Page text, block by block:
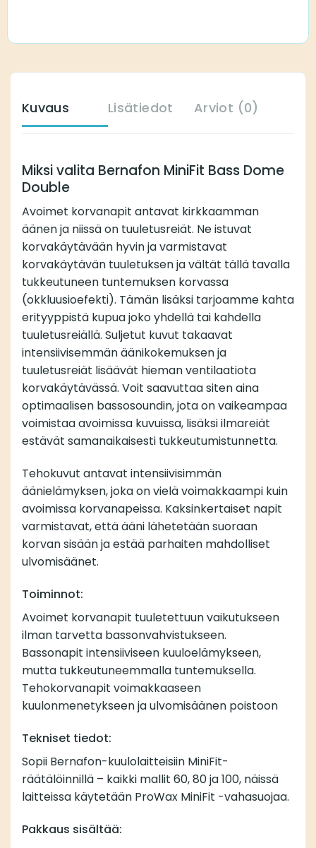
Kuvaus Lisätiedot Arviot (0)
Miksi valita Bernafon MiniFit Bass Dome
Double
Avoimet korvanapit antavat kirkkaamman
äänen ja niissä on tuuletusreiät. Ne istuvat
korvakäytävään hyvin ja varmistavat
korvakäytävän tuuletuksen ja vältät tällä tavalla
tukkeutuneen tuntemuksen korvassa
(okkluusioefekti). Tämän lisäksi tarjoamme kahta
erityyppistä kupua joko yhdellä tai kahdella
tuuletusreiällä. Suljetut kuvut takaavat
intensiivisemmän äänikokemuksen ja
tuuletusreiät lisäävät hieman ventilaatiota
korvakäytävässä. Voit saavuttaa siten aina
optimaalisen bassosoundin, jota on vaikeampaa
voimistaa avoimissa kuvuissa, lisäksi ilmareiät
estävät samanaikaisesti tukkeutumistunnetta.
Tehokuvut antavat intensiivisimmän
äänielämyksen, joka on vielä voimakkaampi kuin
avoimissa korvanapeissa. Kaksinkertaiset napit
varmistavat, että ääni lähetetään suoraan
korvan sisään ja estää parhaiten mahdolliset
ulvomisäänet.
Toiminnot:
Avoimet korvanapit tuuletettuun vaikutukseen
ilman tarvetta bassonvahvistukseen.
Bassonapit intensiiviseen kuuloelämykseen,
mutta tukkeutuneemmalla tuntemuksella.
Tehokorvanapit voimakkaaseen
kuulonmenetykseen ja ulvomisäänen poistoon
Tekniset tiedot:
Sopii Bernafon-kuulolaitteisiin MiniFit-
räätälöinnillä – kaikki mallit 60, 80 ja 100, näissä
laitteissa käytetään ProWax MiniFit -vahasuojaa.
Pakkaus sisältää: